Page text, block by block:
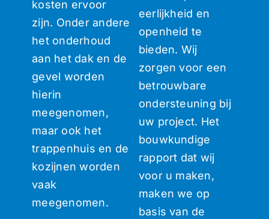
kosten ervoor
zijn. Onder andere
het onderhoud
aan het dak en de
gevel worden
hierin
meegenomen,
maar ook het
trappenhuis en de
kozijnen worden
vaak
meegenomen.
eerlijkheid en
openheid te
bieden. Wij
zorgen voor een
betrouwbare
ondersteuning bij
uw project. Het
bouwkundige
rapport dat wij
voor u maken,
maken we op
basis van de